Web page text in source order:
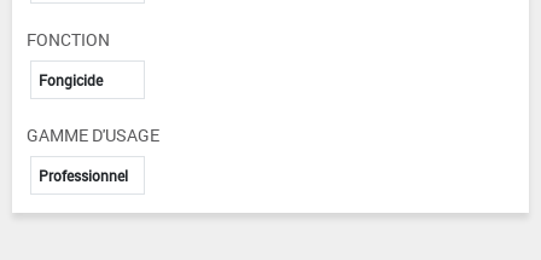
FONCTION
Fongicide
GAMME D'USAGE
Professionnel